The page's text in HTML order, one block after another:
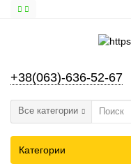
+38(063)-636-52-67
Все категории
Категории